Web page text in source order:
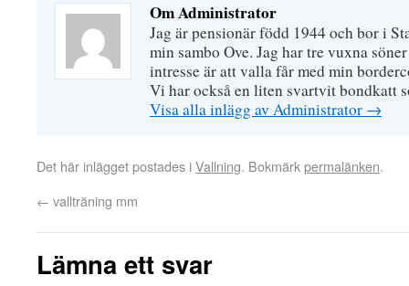
Om Administrator
Jag är pensionär född 1944 och bor i
min sambo Ove. Jag har tre vuxna
intresse är att valla får med min
Vi har också en liten svartvit bondkatt
Visa alla inlägg av Administrator →
Det här inlägget postades iVallning. Bokmärkpermalänken.
← vallträning mm
Lämna ett svar